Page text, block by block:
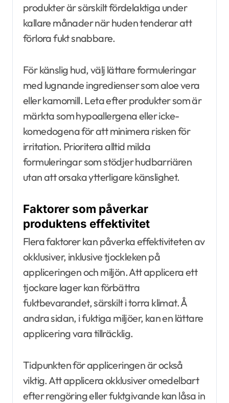
produkter är särskilt fördelaktiga under
kallare månader när huden tenderar att
förlora fukt snabbare.
För känslig hud, välj lättare formuleringar
med lugnande ingredienser som aloe vera
eller kamomill. Leta efter produkter som är
märkta som hypoallergena eller icke-
komedogena för att minimera risken för
irritation. Prioritera alltid milda
formuleringar som stödjer hudbarriären
utan att orsaka ytterligare känslighet.
Faktorer som påverkar
produktens effektivitet
Flera faktorer kan påverka effektiviteten av
okklusiver, inklusive tjockleken på
appliceringen och miljön. Att applicera ett
tjockare lager kan förbättra
fuktbevarandet, särskilt i torra klimat. Å
andra sidan, i fuktiga miljöer, kan en lättare
applicering vara tillräcklig.
Tidpunkten för appliceringen är också
viktig. Att applicera okklusiver omedelbart
efter rengöring eller fuktgivande kan låsa in